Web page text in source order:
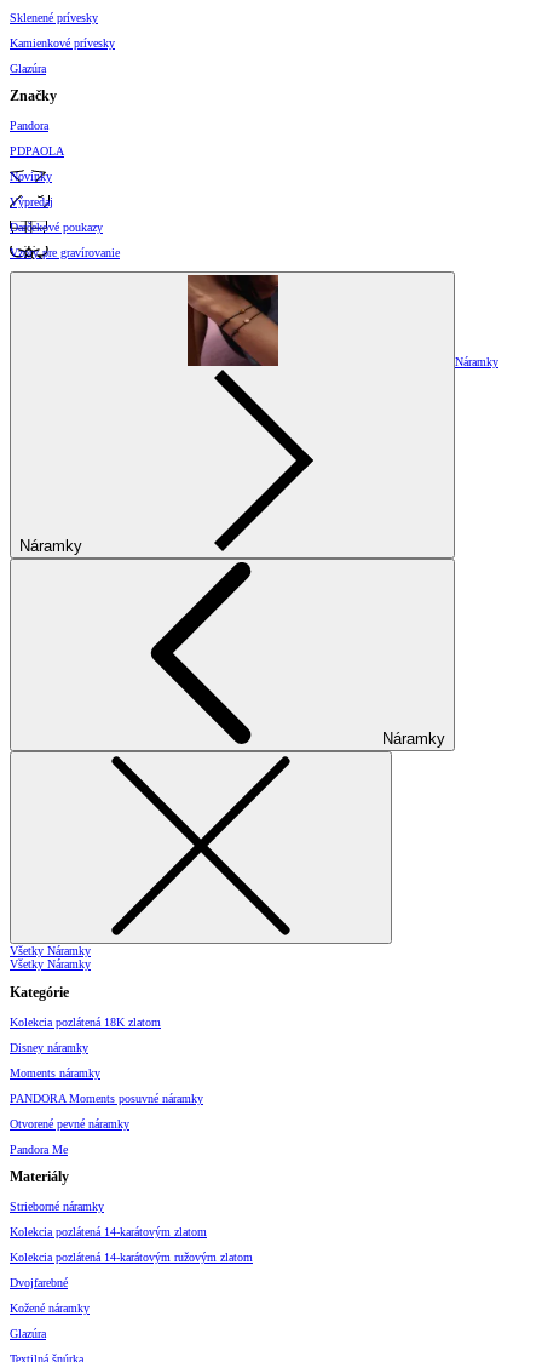
Sklenené prívesky
Kamienkové prívesky
Glazúra
Značky
Pandora
PDPAOLA
Novinky
Výpredaj
Darčekové poukazy
Vzory pre gravírovanie
Náramky
Náramky
Náramky
Všetky Náramky
Všetky Náramky
Kategórie
Kolekcia pozlátená 18K zlatom
Disney náramky
Moments náramky
PANDORA Moments posuvné náramky
Otvorené pevné náramky
Pandora Me
Materiály
Strieborné náramky
Kolekcia pozlátená 14-karátovým zlatom
Kolekcia pozlátená 14-karátovým ružovým zlatom
Dvojfarebné
Kožené náramky
Glazúra
Textilná šnúrka